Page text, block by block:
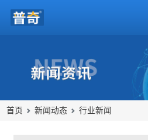
首页 新闻动态 行业新闻